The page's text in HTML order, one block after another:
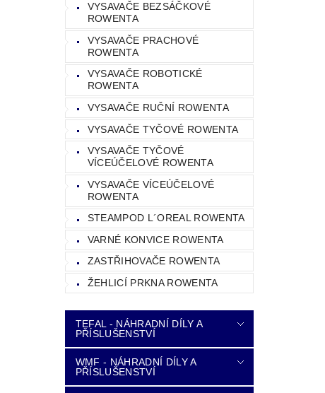
VYSAVAČE BEZSÁČKOVÉ
ROWENTA
VYSAVAČE PRACHOVÉ
ROWENTA
VYSAVAČE ROBOTICKÉ
ROWENTA
VYSAVAČE RUČNÍ ROWENTA
VYSAVAČE TYČOVÉ ROWENTA
VYSAVAČE TYČOVÉ
VÍCEÚČELOVÉ ROWENTA
VYSAVAČE VÍCEÚČELOVÉ
ROWENTA
STEAMPOD L´OREAL ROWENTA
VARNÉ KONVICE ROWENTA
ZASTŘIHOVAČE ROWENTA
ŽEHLICÍ PRKNA ROWENTA
TEFAL - NÁHRADNÍ DÍLY A
PŘÍSLUŠENSTVÍ
WMF - NÁHRADNÍ DÍLY A
PŘÍSLUŠENSTVÍ